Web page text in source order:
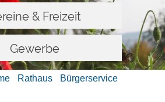
& Freizeit
Gewerbe
Rathaus Bürgerservice